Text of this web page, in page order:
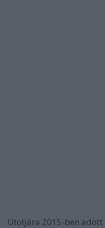
Utoljára 2015-ben adott